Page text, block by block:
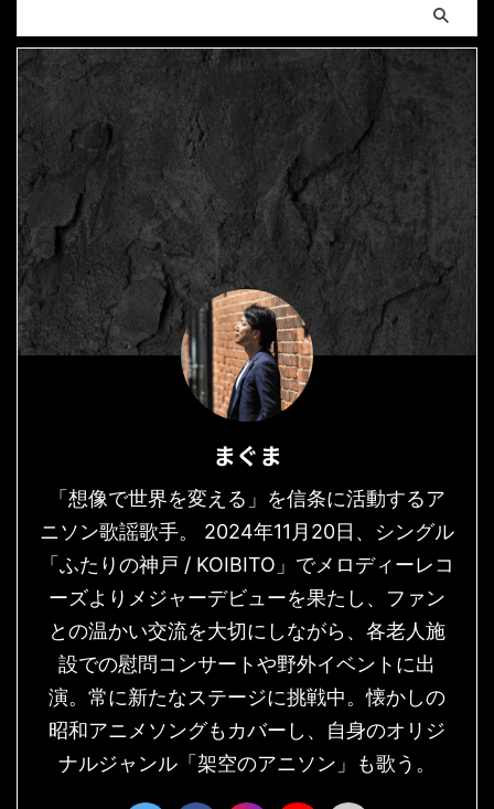
まぐま
「想像で世界を変える」を信条に活動するア
ニソン歌謡歌手。 2024年11月20日、シングル
「ふたりの神戸 / KOIBITO」でメロディーレコ
ーズよりメジャーデビューを果たし、ファン
との温かい交流を大切にしながら、各老人施
設での慰問コンサートや野外イベントに出
演。常に新たなステージに挑戦中。懐かしの
昭和アニメソングもカバーし、自身のオリジ
ナルジャンル「架空のアニソン」も歌う。